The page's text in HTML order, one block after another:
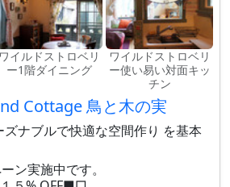
ワイルドストロベリ
ー1階ダイニング
ワイルドストロベリ
ー使い易い対面キッ
チン
Cottage 鳥と木の実
ナブルで快適な空間作り を基本
ン実施中です。